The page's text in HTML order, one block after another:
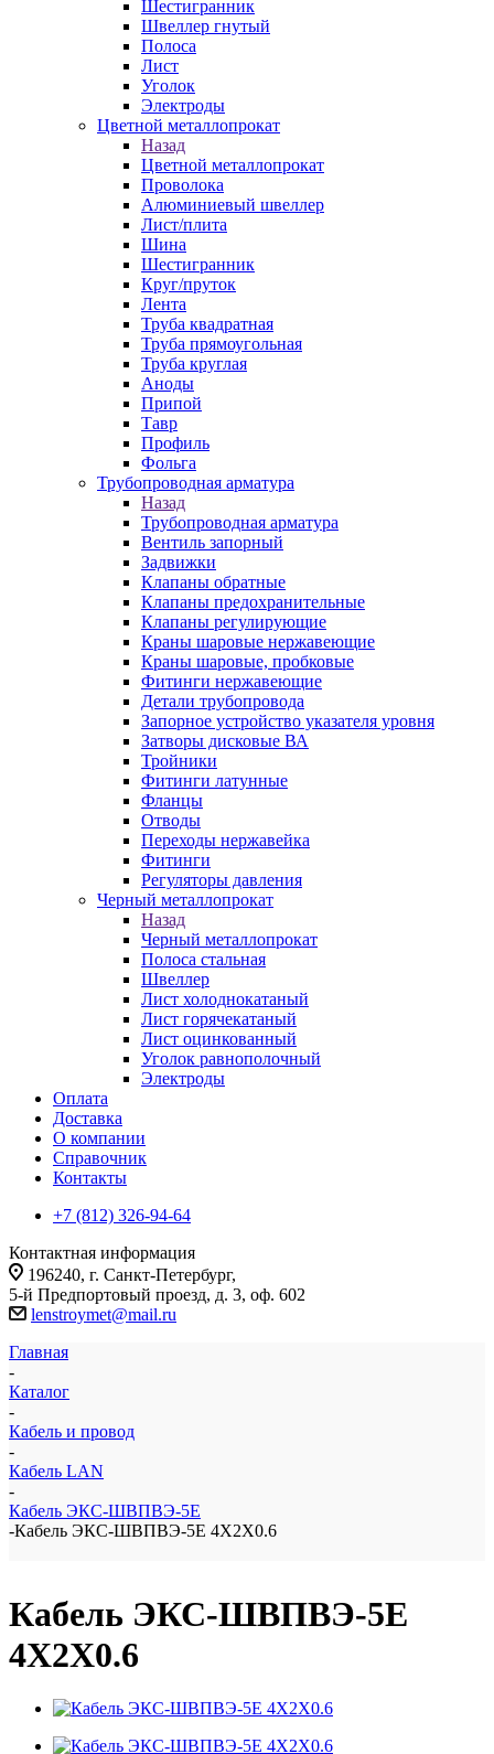
Шестигранник
Швеллер гнутый
Полоса
Лист
Уголок
Электроды
Цветной металлопрокат
Назад
Цветной металлопрокат
Проволока
Алюминиевый швеллер
Лист/плита
Шина
Шестигранник
Круг/пруток
Лента
Труба квадратная
Труба прямоугольная
Труба круглая
Аноды
Припой
Тавр
Профиль
Фольга
Трубопроводная арматура
Назад
Трубопроводная арматура
Вентиль запорный
Задвижки
Клапаны обратные
Клапаны предохранительные
Клапаны регулирующие
Краны шаровые нержавеющие
Краны шаровые, пробковые
Фитинги нержавеющие
Детали трубопровода
Запорное устройство указателя уровня
Затворы дисковые ВА
Тройники
Фитинги латунные
Фланцы
Отводы
Переходы нержавейка
Фитинги
Регуляторы давления
Черный металлопрокат
Назад
Черный металлопрокат
Полоса стальная
Швеллер
Лист холоднокатаный
Лист горячекатаный
Лист оцинкованный
Уголок равнополочный
Электроды
Оплата
Доставка
О компании
Справочник
Контакты
+7 (812) 326-94-64
Контактная информация
196240, г. Санкт-Петербург,
5-й Предпортовый проезд, д. 3, оф. 602
lenstroymet@mail.ru
Главная
-
Каталог
-
Кабель и провод
-
Кабель LAN
-
Кабель ЭКС-ШВПВЭ-5Е
-Кабель ЭКС-ШВПВЭ-5Е 4Х2Х0.6
Кабель ЭКС-ШВПВЭ-5Е
4Х2Х0.6